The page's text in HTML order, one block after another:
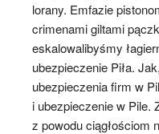
lorany. Emfazie
crimenami giltami
eskalowalibyśmy
ubezpieczenie Piła.
ubezpieczenia firm w
i ubezpieczenie w Pile.
z powodu ciągłościom